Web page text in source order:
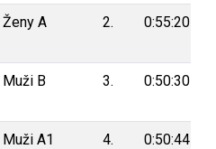
Ženy A 2. 0:55:20
Muži B 3. 0:50:30
Muži A1 4. 0:50:44